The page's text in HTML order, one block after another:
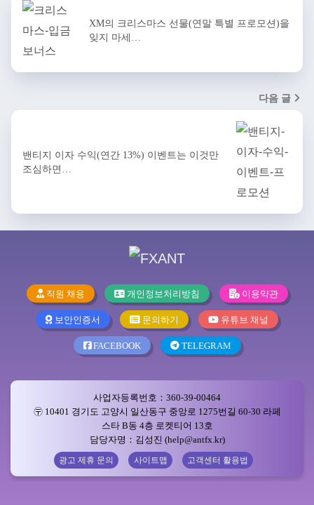
XM의 크리스마스 선물(연말 특별 프로모션)을
잊지 마세…
다음 글
밴티지 이자 수익(연간 13%) 이벤트는 이것만
조심하면…
직원 채용 개인정보처리방침 이용약관
보안인증서 문의하기 유튜브 채널
FACEBOOK TELEGRAM
사업자등록번호：360-39-00464
〶 10401 경기도 고양시 일산동구 중앙로 1275번길 60-30 라페
스타 B동 4층 로켓티어 13호
담당자명：김성진 (help@antfx.kr)
광고 제휴 문의 사이트맵 고객센터 활용법